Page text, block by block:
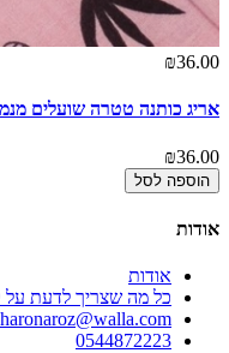
₪36.00
אריג כותנה טטרה שועלים
₪36.00
הוספה לסל
אודות
אודות
כל מה שצריך לדעת על
0544872223